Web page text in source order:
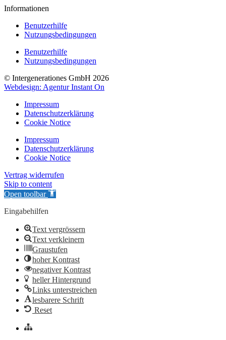
Informationen
Benutzerhilfe
Nutzungsbedingungen
Benutzerhilfe
Nutzungsbedingungen
© Intergenerationes GmbH 2026
Webdesign: Agentur Instant On
Impressum
Datenschutzerklärung
Cookie Notice
Impressum
Datenschutzerklärung
Cookie Notice
Vertrag widerrufen
Skip to content
Open toolbar
Eingabehilfen
Text vergrössern
Text verkleinern
Graustufen
hoher Kontrast
negativer Kontrast
heller Hintergrund
Links unterstreichen
lesbarere Schrift
Reset